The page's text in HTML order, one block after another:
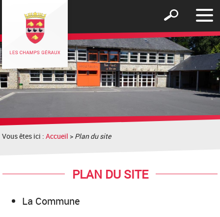
le
Afficher
formulaire
de
recherche
Vous êtes ici :Accueil > Plan du site
PLAN DU SITE
La Commune